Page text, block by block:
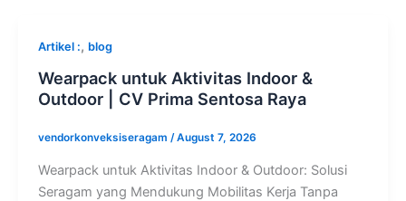
Artikel :, blog
Wearpack untuk Aktivitas Indoor &
Outdoor | CV Prima Sentosa Raya
vendorkonveksiseragam /August 7, 2026
Wearpack untuk Aktivitas Indoor & Outdoor: Solusi
Seragam yang Mendukung Mobilitas Kerja Tanpa